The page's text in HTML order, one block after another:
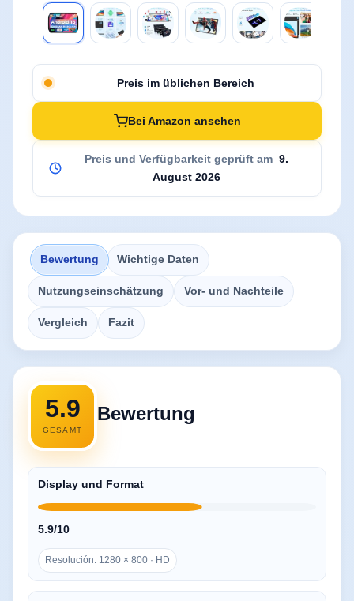
Preis im üblichen Bereich
Bei Amazon ansehen
Preis und Verfügbarkeit geprüft am 9.
August 2026
Bewertung Wichtige Daten
Nutzungseinschätzung Vor- und Nachteile
Vergleich Fazit
5.9
GESAMT
Bewertung
Display und Format
5.9/10
Resolución: 1280 × 800 · HD